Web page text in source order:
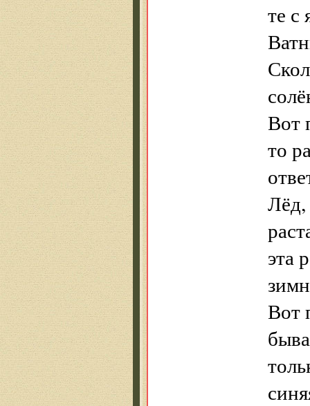
те с
Вот
то
Лёд,
эта
Вот